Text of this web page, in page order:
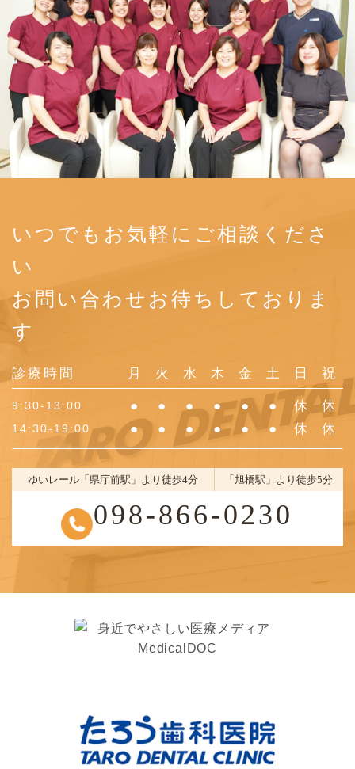
いつでもお気軽にご相談くださ
い
お問い合わせお待ちしておりま
す
診療時間 月 火 水 木 金 土 日 祝
9:30-13:00 ● ● ● ● ● ● 休 休
14:30-19:00 ● ● ● ● ● ● 休 休
ゆいレール「県庁前駅」より徒歩4分 「旭橋駅」より徒歩5分
098-866-0230